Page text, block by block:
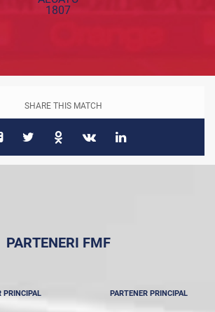
SHARE THIS MATCH
PARTENERI FMF
PRINCIPAL PARTENER PRINCIPAL